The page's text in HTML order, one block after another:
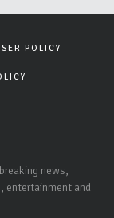
POLICY
news,
entertainment and